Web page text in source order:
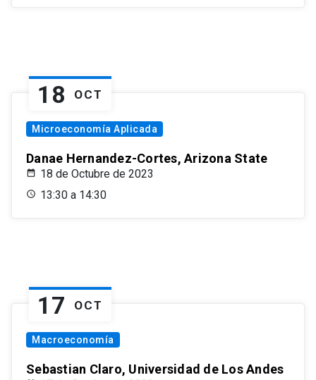
18 OCT
Microeconomía Aplicada
Danae Hernandez-Cortes, Arizona State
18 de Octubre de 2023
13:30 a 14:30
17 OCT
Macroeconomía
Sebastian Claro, Universidad de Los Andes